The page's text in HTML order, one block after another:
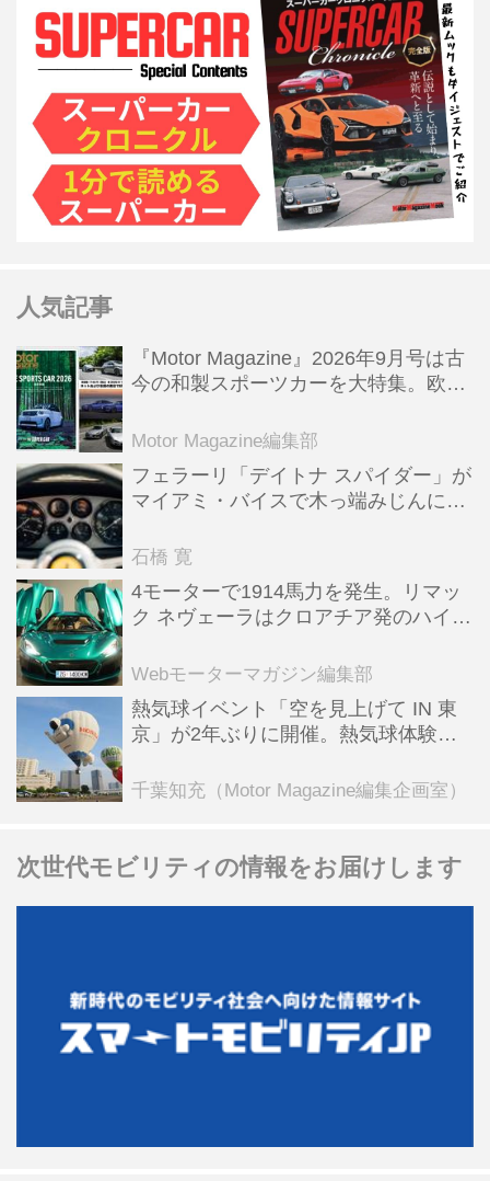
人気記事
『Motor Magazine』2026年9月号は古
今の和製スポーツカーを大特集。欧州
Motor Magazine編集部
フェラーリ「デイトナ スパイダー」が
マイアミ・バイスで木っ端みじんにな
石橋 寛
4モーターで1914馬力を発生。リマッ
ク ネヴェーラはクロアチア発のハイパ
全版／115】
Webモーターマガジン編集部
熱気球イベント「空を見上げて IN 東
京」が2年ぶりに開催。熱気球体験搭
ンテンツも
千葉知充（Motor Magazine編集企画室）
次世代モビリティの情報をお届けします